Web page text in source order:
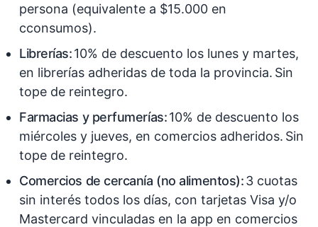
persona (equivalente a $15.000 en
cconsumos).
Librerías:10% de descuento los lunes y martes,
en librerías adheridas de toda la provincia. Sin
tope de reintegro.
Farmacias y perfumerías:10% de descuento los
miércoles y jueves, en comercios adheridos. Sin
tope de reintegro.
Comercios de cercanía (no alimentos):3 cuotas
sin interés todos los días, con tarjetas Visa y/o
Mastercard vinculadas en la app en comercios